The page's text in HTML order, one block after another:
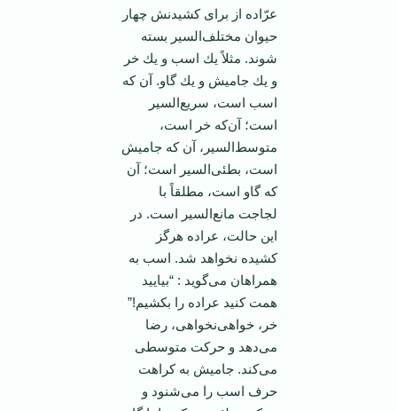
عرّاده‌ از برای‌ كشیدنش‌ چهار
حیوان‌ مختلف‌السیر بسته‌
شوند. مثلاً یك‌ اسب‌ و یك‌ خر
و یك‌ جامیش‌ و یك‌ گاو. آن ‌كه‌
اسب‌ است‌، سریع‌السیر
است‌؛ آن‌كه‌ خر است‌،
متوسط‌السیر، آن ‌كه‌ جامیش‌
است‌، بطئی‌السیر است‌؛ آن‌
كه‌ گاو است‌، مطلقاً با
لجاجت‌ مانع‌السیر است‌. در
این‌ حالت‌، عراده‌ هرگز
كشیده‌ نخواهد شد. اسب‌ به‌
همراهان‌ می‌گوید : “بیایید
همت‌ كنید عراده‌ را بكشیم‌!”
خر، خواهی‌نخواهی‌، رضا
می‌دهد و حركت‌ متوسطی‌
می‌كند. جامیش‌ به‌ كراهت‌
حرف‌ اسب‌ را می‌شنود و